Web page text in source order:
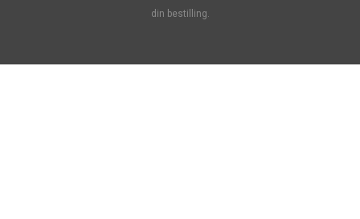
din bestilling.